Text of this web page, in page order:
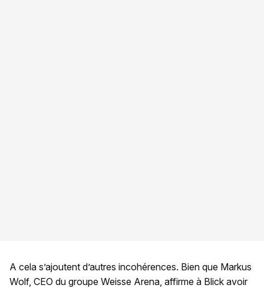
A cela s’ajoutent d’autres incohérences. Bien que Markus
Wolf, CEO du groupe Weisse Arena, affirme à Blick avoir